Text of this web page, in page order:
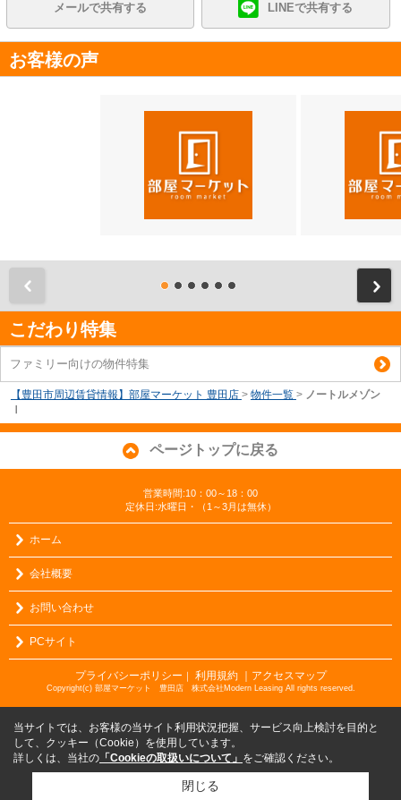
メールで共有する LINEで共有する
お客様の声
こだわり特集
ファミリー向けの物件特集
【豊田市周辺賃貸情報】部屋マーケット 豊田店 > 物件一覧 > ノートルメゾン
ページトップに戻る
営業時間:10：00～18：00
定休日:水曜日・（1～3月は無休）
ホーム
会社概要
お問い合わせ
PCサイト
プライバシーポリシー 利用規約 ｜アクセスマップ
Copyright(c) 部屋マーケット 豊田店 株式会社Modern Leasing All rights reserved.
当サイトでは、お客様の当サイト利用状況把握、サービス向上検討を目的と
して、クッキー（Cookie）を使用しています。
詳しくは、当社の 「Cookieの取扱いについて」 をご確認ください。
閉じる